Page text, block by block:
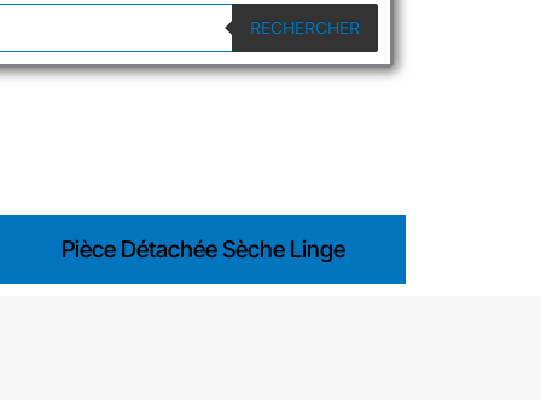
RECHERCHER
Pièce Détachée Sèche Linge